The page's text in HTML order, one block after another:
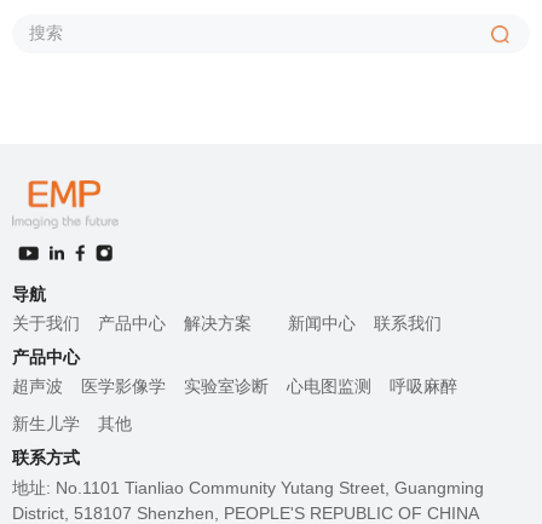
导航
关于我们 产品中心 解决方案 新闻中心 联系我们
产品中心
超声波 医学影像学 实验室诊断 心电图监测 呼吸麻醉
新生儿学 其他
联系方式
地址: No.1101 Tianliao Community Yutang Street, Guangming
District, 518107 Shenzhen, PEOPLE'S REPUBLIC OF CHINA